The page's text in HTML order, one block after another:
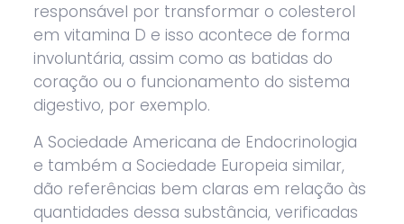
responsável por transformar o colesterol
em vitamina D e isso acontece de forma
involuntária, assim como as batidas do
coração ou o funcionamento do sistema
digestivo, por exemplo.
A Sociedade Americana de Endocrinologia
e também a Sociedade Europeia similar,
dão referências bem claras em relação às
quantidades dessa substância, verificadas